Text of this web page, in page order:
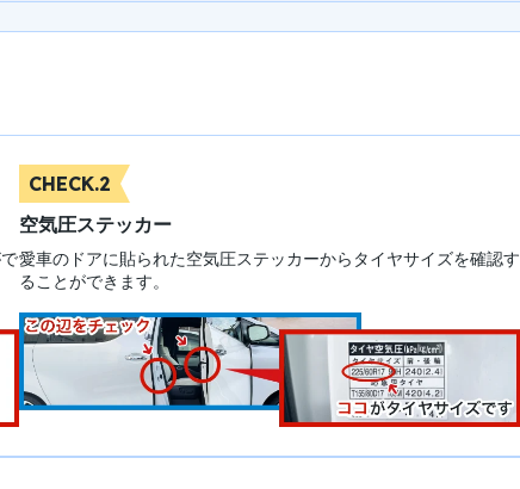
CHECK.2
空気圧ステッカー
愛車のドアに貼られた空気圧ステッカーからタイヤサイズを確認す
ることができます。